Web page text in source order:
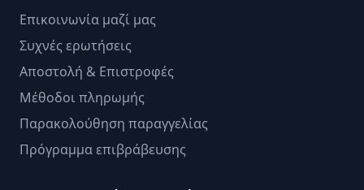
Επικοινωνία μαζί μας
Συχνές ερωτήσεις
Αποστολή & Επιστροφές
Μέθοδοι πληρωμής
Παρακολούθηση παραγγελίας
Πρόγραμμα επιβράβευσης